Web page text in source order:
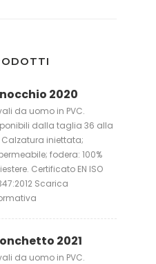
2020
da uomo in PVC.
dalla taglia 36 alla
Calzatura iniettata;
fodera: 100%
Certificato EN ISO
Scarica
2021
da uomo in PVC.